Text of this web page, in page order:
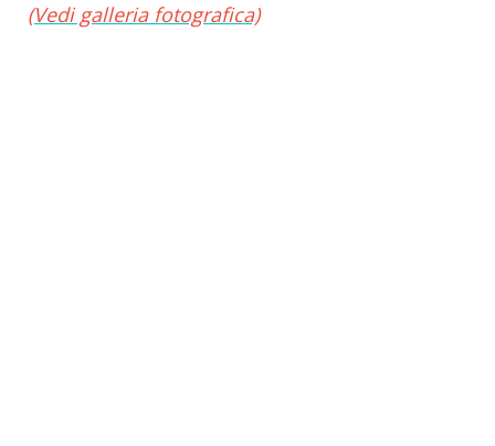
(Vedi galleria fotografica)